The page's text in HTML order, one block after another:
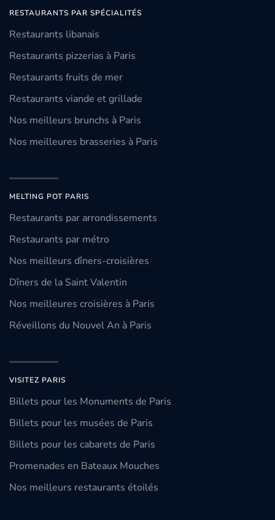
RESTAURANTS PAR SPÉCIALITÉS
Restaurants libanais
Restaurants pizzerias à Paris
Restaurants fruits de mer
Restaurants viande et grillade
Nos meilleurs brunchs à Paris
Nos meilleures brasseries à Paris
MELTING POT PARIS
Restaurants par arrondissements
Restaurants par métro
Nos meilleurs dîners-croisières
Dîners de la Saint Valentin
Nos meilleures croisières à Paris
Réveillons du Nouvel An à Paris
VISITEZ PARIS
Billets pour les Monuments de Paris
Billets pour les musées de Paris
Billets pour les cabarets de Paris
Promenades en Bateaux Mouches
Nos meilleurs restaurants étoilés